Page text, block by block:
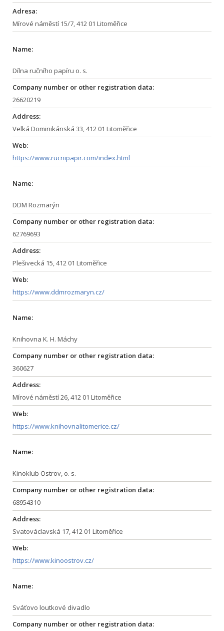
Adresa:
Mírové náměstí 15/7, 412 01 Litoměřice
Name:
Dílna ručního papíru o. s.
Company number or other registration data:
26620219
Address:
Velká Dominikánská 33, 412 01 Litoměřice
Web:
https://www.rucnipapir.com/index.html
Name:
DDM Rozmarýn
Company number or other registration data:
62769693
Address:
Plešivecká 15, 412 01 Litoměřice
Web:
https://www.ddmrozmaryn.cz/
Name:
Knihovna K. H. Máchy
Company number or other registration data:
360627
Address:
Mírové náměstí 26, 412 01 Litoměřice
Web:
https://www.knihovnalitomerice.cz/
Name:
Kinoklub Ostrov, o. s.
Company number or other registration data:
68954310
Address:
Svatováclavská 17, 412 01 Litoměřice
Web:
https://www.kinoostrov.cz/
Name:
Sváťovo loutkové divadlo
Company number or other registration data: